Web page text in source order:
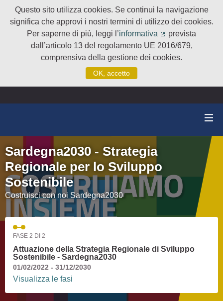
Questo sito utilizza cookies. Se continui la navigazione
significa che approvi i nostri termini di utilizzo dei cookies.
Per saperne di più, leggi l’informativa
(Collegamento
prevista
dall’articolo 13 del regolamento UE 2016/679,
comprensiva della gestione dei cookies.
OK, accetto
Sardegna2030 - Strategia
Regionale per lo Sviluppo
Sostenibile
Costruisci con noi Sardegna2030
FASE 2 DI 2
Attuazione della Strategia Regionale di Sviluppo
Sostenibile - Sardegna2030
01/02/2022 - 31/12/2030
Visualizza le fasi